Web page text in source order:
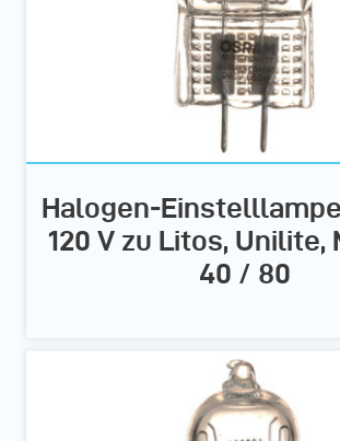
Halogen-
120 V zu Litos, Unilite,
40 / 80